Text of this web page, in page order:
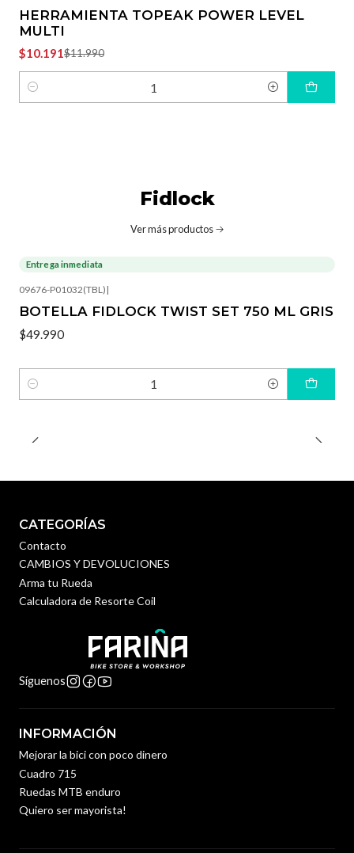
HERRAMIENTA TOPEAK POWER LEVEL
MULTI
$10.191$11.990
Cantidad
Fidlock
Ver más productos
Entrega inmediata
09676-P01032(TBL) |
BOTELLA FIDLOCK TWIST SET 750 ML GRIS
$49.990
Cantidad
CATEGORÍAS
Contacto
CAMBIOS Y DEVOLUCIONES
Arma tu Rueda
Calculadora de Resorte Coil
Síguenos
INFORMACIÓN
Mejorar la bici con poco dinero
Cuadro 715
Ruedas MTB enduro
Quiero ser mayorista!